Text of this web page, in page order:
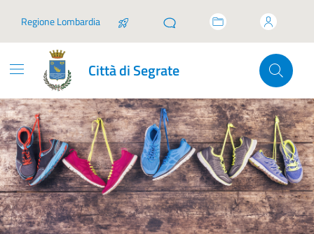
Regione Lombardia
Città di Segrate